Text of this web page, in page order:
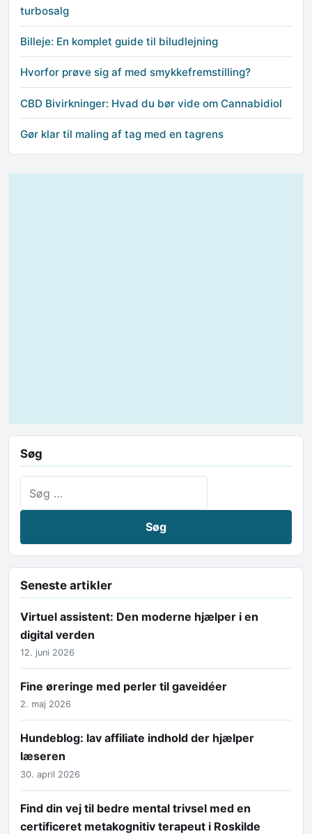
turbosalg
Billeje: En komplet guide til biludlejning
Hvorfor prøve sig af med smykkefremstilling?
CBD Bivirkninger: Hvad du bør vide om Cannabidiol
Gør klar til maling af tag med en tagrens
Søg
Seneste artikler
Virtuel assistent: Den moderne hjælper i en
digital verden
12. juni 2026
Fine øreringe med perler til gaveidéer
2. maj 2026
Hundeblog: lav affiliate indhold der hjælper
læseren
30. april 2026
Find din vej til bedre mental trivsel med en
certificeret metakognitiv terapeut i Roskilde